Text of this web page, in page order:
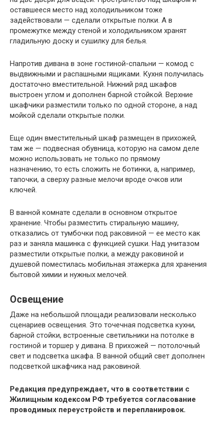
оставшееся место над холодильником тоже
задействовали — сделали открытые полки. А в
промежутке между стеной и холодильником хранят
гладильную доску и сушилку для белья.
Напротив дивана в зоне гостиной-спальни — комод с
выдвижными и распашными ящиками. Кухня получилась
достаточно вместительной. Нижний ряд шкафов
выстроен углом и дополнен барной стойкой. Верхние
шкафчики разместили только по одной стороне, а над
мойкой сделали открытые полки.
Еще один вместительный шкаф размещен в прихожей,
там же — подвесная обувница, которую на самом деле
можно использовать не только по прямому
назначению, то есть сложить не ботинки, а, например,
тапочки, а сверху разные мелочи вроде очков или
ключей.
В ванной комнате сделали в основном открытое
хранение. Чтобы разместить стиральную машину,
отказались от тумбочки под раковиной — ее место как
раз и заняла машинка с функцией сушки. Над унитазом
разместили открытые полки, а между раковиной и
душевой поместилась мобильная этажерка для хранения
бытовой химии и нужных мелочей.
Освещение
Даже на небольшой площади реализовали несколько
сценариев освещения. Это точечная подсветка кухни,
барной стойки, встроенные светильники на потолке в
гостиной и торшер у дивана. В прихожей — потолочный
свет и подсветка шкафа. В ванной общий свет дополнен
подсветкой шкафчика над раковиной.
Редакция предупреждает, что в соответствии с
Жилищным кодексом РФ требуется согласование
проводимых переустройств и перепланировок.